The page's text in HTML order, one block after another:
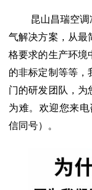
昆山昌瑞空
气解决方案，从最
格要求的生产环境
的非标定制等等，
门的研发团队，为
为难。 欢迎您来电
信同号）。